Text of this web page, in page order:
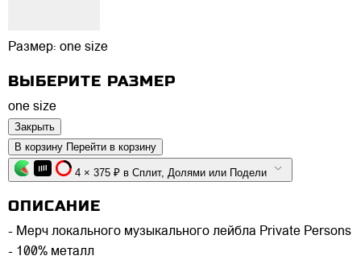
Размер: one size
ВЫБЕРИТЕ РАЗМЕР
one size
Закрыть
В корзину Перейти в корзину
4 × 375 ₽ в Сплит, Долями или Подели
ОПИСАНИЕ
- Мерч локального музыкального лейбла Private Persons
- 100% металл